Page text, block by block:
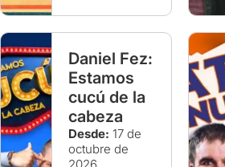
Daniel Fez:
Estamos
cucú de la
cabeza
Desde: 17 de
octubre de